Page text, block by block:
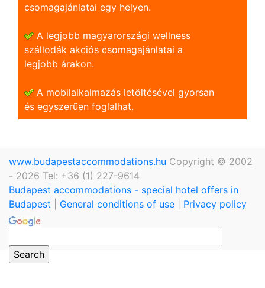
csomagajánlatai egy helyen.
A legjobb magyarországi wellness
szállodák akciós csomagajánlatai a
legjobb árakon.
A mobilalkalmazás letöltésével gyorsan
és egyszerũen foglalhat.
www.budapestaccommodations.hu Copyright © 2002
- 2026 Tel: +36 (1) 227-9614
Budapest accommodations - special hotel offers in
Budapest
General conditions of use Privacy policy